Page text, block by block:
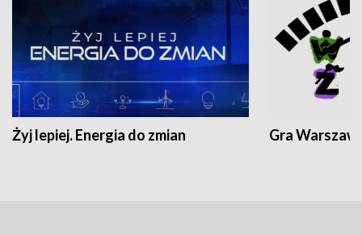
Żyj lepiej. Energia do zmian Gra